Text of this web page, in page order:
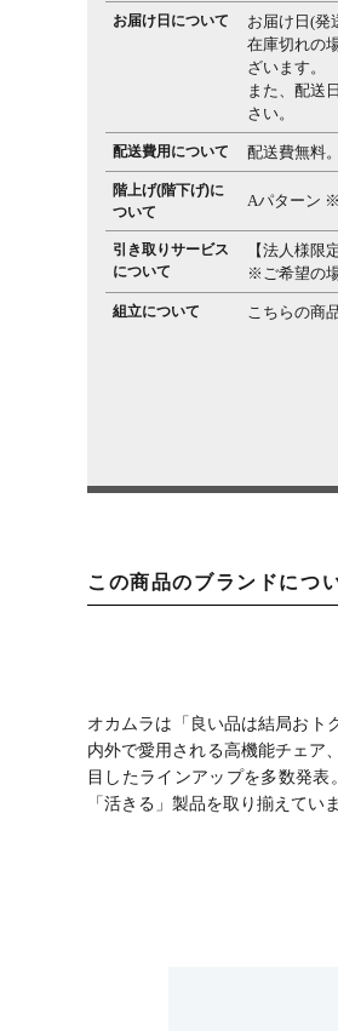
お届け日について
お届け日(発
在庫切れの
ざいます。
また、配送
さい。
配送費用について 配送費無料。
階上げ(階下げ)に
ついて
Aパターン ※
引き取りサービス
について
【法人様限
※ご希望の
組立について こちらの商
この商品のブランドにつ
オカムラは「良い品は結局おト
内外で愛用される高機能チェア
目したラインアップを多数発
「活きる」製品を取り揃えていま